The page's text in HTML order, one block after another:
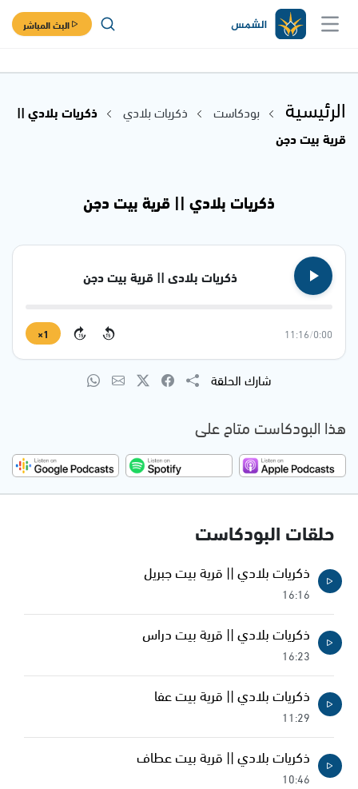
البث المباشر
الرئيسية بودكاست ذكريات بلادي
ذكريات بلادي ||
قرية بيت دجن
ذكريات بلادي || قرية بيت دجن
ذكريات بلادي || قرية بيت دجن
0:00
/
11:16
15
15
1×
شارك الحلقة
هذا البودكاست متاح على
حلقات البودكاست
ذكريات بلادي || قرية بيت جبريل
16:16
ذكريات بلادي || قرية بيت دراس
16:23
ذكريات بلادي || قرية بيت عفا
11:29
ذكريات بلادي || قرية بيت عطاف
10:46